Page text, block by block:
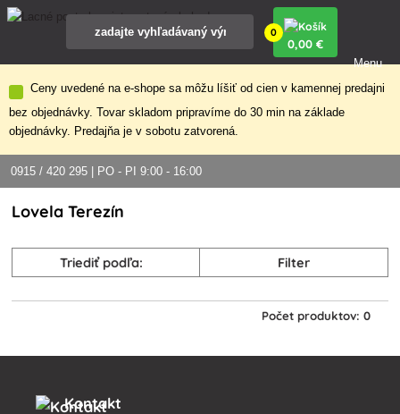
Ceny uvedené na e-shope sa môžu líšiť od cien v kamennej predajni
bez objednávky. Tovar skladom pripravíme do 30 min na základe
objednávky. Predajňa je v sobotu zatvorená.
0915 / 420 295 | PO - PI 9:00 - 16:00
0
0,00 €
Menu
Lovela Terezín
Triediť podľa: Filter
Počet produktov: 0
Kontakt